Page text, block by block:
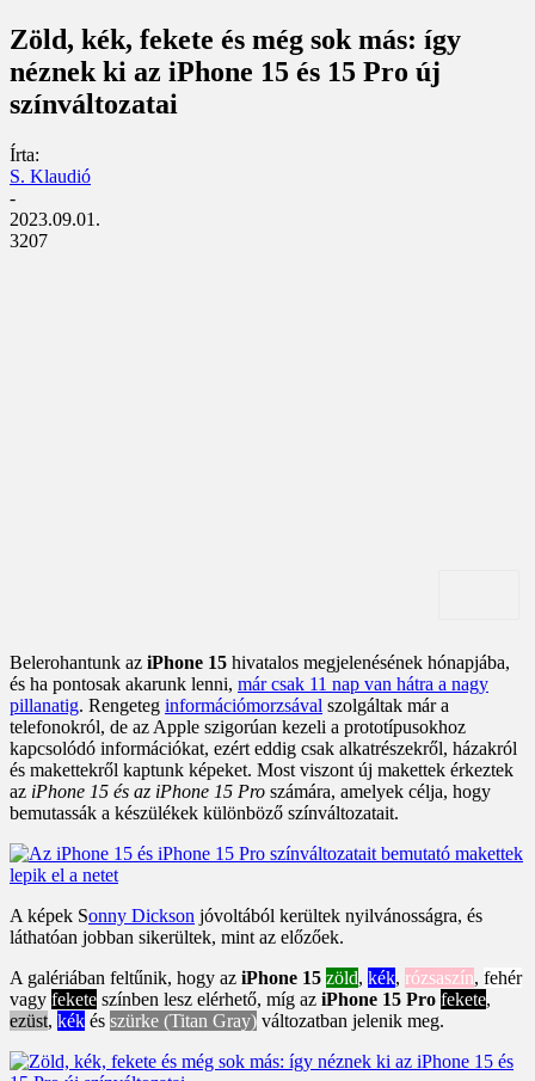
Zöld, kék, fekete és még sok más: így
néznek ki az iPhone 15 és 15 Pro új
színváltozatai
Írta:
S. Klaudió
-
2023.09.01.
3207
Belerohantunk az iPhone 15 hivatalos megjelenésének hónapjába,
és ha pontosak akarunk lenni, már csak 11 nap van hátra a nagy
pillanatig. Rengeteg információmorzsával szolgáltak már a
telefonokról, de az Apple szigorúan kezeli a prototípusokhoz
kapcsolódó információkat, ezért eddig csak alkatrészekről, házakról
és makettekről kaptunk képeket. Most viszont új makettek érkeztek
az iPhone 15 és az iPhone 15 Pro számára, amelyek célja, hogy
bemutassák a készülékek különböző színváltozatait.
A képek Sonny Dickson jóvoltából kerültek nyilvánosságra, és
láthatóan jobban sikerültek, mint az előzőek.
A galériában feltűnik, hogy az iPhone 15 zöld, kék, rózsaszín, fehér
vagy fekete színben lesz elérhető, míg az iPhone 15 Pro fekete,
ezüst, kék és szürke (Titan Gray) változatban jelenik meg.